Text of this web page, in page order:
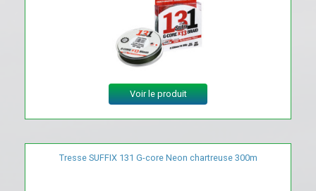
Voir le produit
Tresse SUFFIX 131 G-core Neon chartreuse 300m